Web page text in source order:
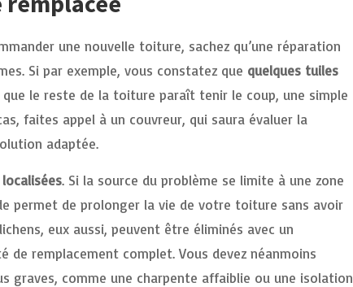
une nouvelle toiture, sachez qu’une réparation
Si par exemple, vous constatez que quelques tuiles
que le reste de la toiture paraît tenir le coup, une simple
faites appel à un couvreur, qui saura évaluer la
adaptée.
. Si la source du problème se limite à une zone
permet de prolonger la vie de votre toiture sans avoir
eux aussi, peuvent être éliminés avec un
de remplacement complet. Vous devez néanmoins
graves, comme une charpente affaiblie ou une isolation